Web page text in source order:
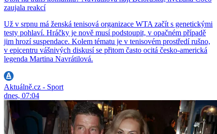
zaujala reakcí
Už v srpnu má ženská tenisová organizace WTA začít s genetickými
testy pohlaví. Hráčky je nově musí podstoupit, v opačném případě
jim hrozí suspendace. Kolem tématu je v tenisovém prostředí rušno,
v epicentru vášnivých diskusí se přitom často ocitá česko-americká
legenda Martina Navrátilová.
Aktuálně.cz - Sport
dnes, 07:04